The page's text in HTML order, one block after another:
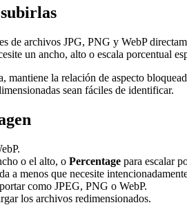
de archivos JPG, PNG y WebP
un ancho, alto o escala porcentual
mantiene la relación de aspecto
sean fáciles de identificar.
o el alto, o Percentage para escalar
a menos que necesite
como JPEG, PNG o WebP.
los archivos redimensionados.